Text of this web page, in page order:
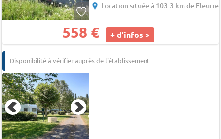
Location située à 103.3 km de Fleurie
558 € + d'infos >
Disponibilité à vérifier auprès de l'établissement